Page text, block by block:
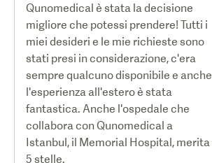
Qunomedical è stata la decisione
migliore che potessi prendere! Tutti i
miei desideri e le mie richieste sono
stati presi in considerazione, c'era
sempre qualcuno disponibile e anche
l'esperienza all'estero è stata
fantastica. Anche l'ospedale che
collabora con Qunomedical a
Istanbul, il Memorial Hospital, merita
5 stelle.